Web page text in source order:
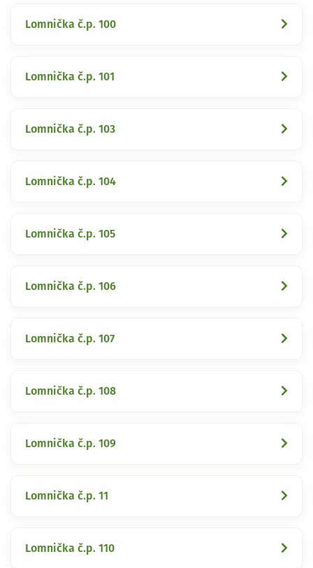
Lomnička č.p. 100
Lomnička č.p. 101
Lomnička č.p. 103
Lomnička č.p. 104
Lomnička č.p. 105
Lomnička č.p. 106
Lomnička č.p. 107
Lomnička č.p. 108
Lomnička č.p. 109
Lomnička č.p. 11
Lomnička č.p. 110